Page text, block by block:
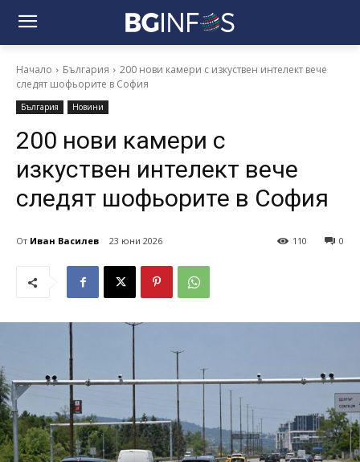
Начало България
200 нови камери с изкуствен интелект вече
следят шофьорите в София
България Новини
200 нови камери с
изкуствен интелект вече
следят шофьорите в София
От Иван Василев 23 юни 2026 0
110